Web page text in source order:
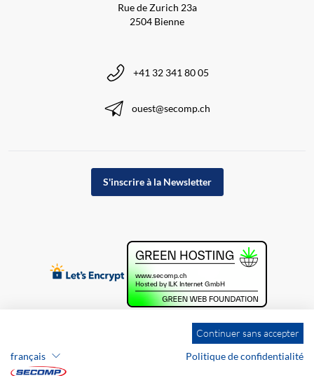
Rue de Zurich 23a
2504 Bienne
+41 32 341 80 05
ouest@secomp.ch
S'inscrire à la Newsletter
Continuer sans accepter
français
Politique de confidentialité